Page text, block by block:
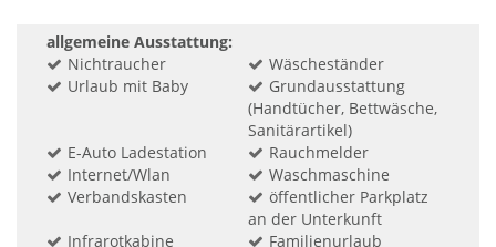
allgemeine Ausstattung:
Nichtraucher
Wäscheständer
Urlaub mit Baby
Grundausstattung
(Handtücher, Bettwäsche,
Sanitärartikel)
E-Auto Ladestation
Rauchmelder
Internet/Wlan
Waschmaschine
Verbandskasten
öffentlicher Parkplatz
an der Unterkunft
Infrarotkabine
Familienurlaub